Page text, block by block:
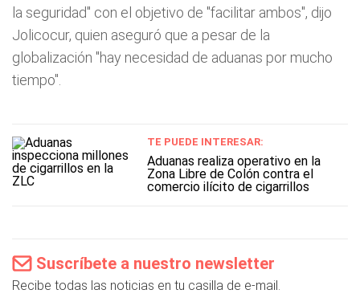
la seguridad" con el objetivo de "facilitar ambos", dijo
Jolicocur, quien aseguró que a pesar de la
globalización "hay necesidad de aduanas por mucho
tiempo".
TE PUEDE INTERESAR:
Aduanas realiza operativo en la
Zona Libre de Colón contra el
comercio ilícito de cigarrillos
Suscríbete a nuestro newsletter
Recibe todas las noticias en tu casilla de e-mail.